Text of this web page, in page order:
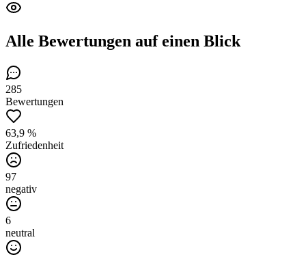
Alle Bewertungen auf einen Blick
285
Bewertungen
63,9 %
Zufriedenheit
97
negativ
6
neutral